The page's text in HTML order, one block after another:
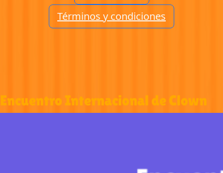
Términos y condiciones
Encuentro Internacional de Clown